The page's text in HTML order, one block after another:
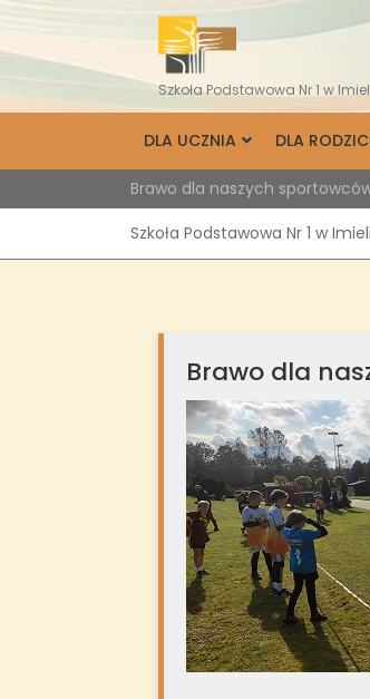
content
Szkoła Podstawowa Nr 1 w
DLA UCZNIA DLA
Brawo dla naszych
Szkoła Podstawowa Nr 1 w
Brawo dla